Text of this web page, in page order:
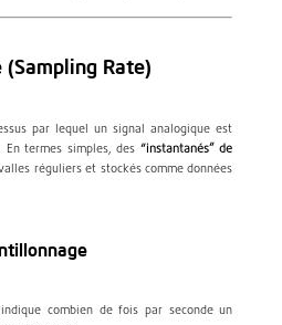
Rate)
par lequel un signal analogique est
termes simples, des “instantanés” de
réguliers et stockés comme données
combien de fois par seconde un